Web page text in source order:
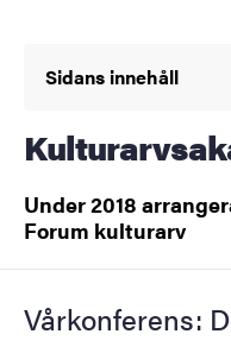
Sidans innehåll
Under 2018
Forum kulturarv
Vårkonferens: